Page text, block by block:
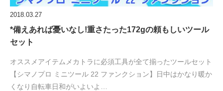
2018.03.27
*備えあれば憂いなし!重さたった172gの頼もしいツール
セット
オススメアイテムメカトラに必須工具が全て揃ったツールセット
【シマノプロ ミニツール 22 ファンクション】日中はかなり暖か
くなり自転車日和がいよいよ…